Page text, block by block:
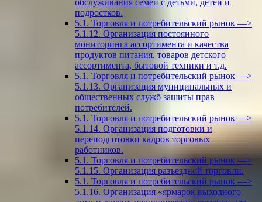
обслуживания семей с детьми, детей и
подростков.
5.1. Торговля и потребительский рынок —>
5.1.12. Организация постоянного
мониторинга ассортимента и качества
продуктов питания, товаров детского
ассортимента, бытовой техники и т.д.
5.1. Торговля и потребительский рынок —>
5.1.13. Организация муниципальных и
общественных служб зашиты прав
потребителей.
5.1. Торговля и потребительский рынок —>
5.1.14. Организация подготовки и
переподготовки кадров торговых
работников.
5.1. Торговля и потребительский рынок —>
5.1.15. Организация разъездной торговли.
5.1. Торговля и потребительский рынок —>
5.1.16. Организация «ярмарок выходного